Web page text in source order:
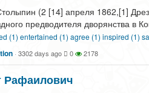
(2 [14] апреля 1862,[1]
предводителя дворянства в
(1) entertained (1) agree (1) inspired (1)
· 3302 days ago 0 2178
Рафаилович